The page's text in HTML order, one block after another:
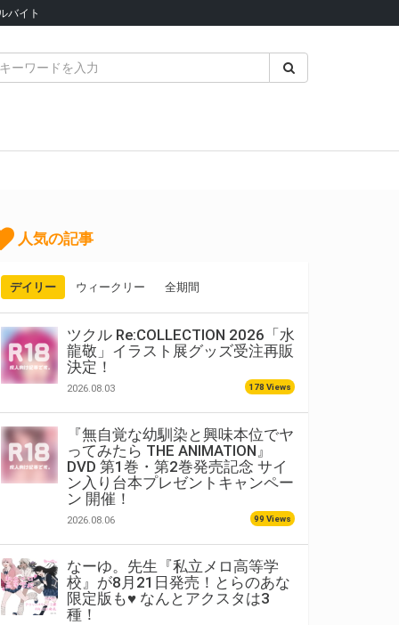
バイト
人気の記事
デイリー ウィークリー 全期間
ツクル Re:COLLECTION 2026「水
龍敬」イラスト展グッズ受注再販
決定！
2026.08.03 178 Views
『無自覚な幼馴染と興味本位でヤ
ってみたら THE ANIMATION』
DVD 第1巻・第2巻発売記念 サイ
ン入り台本プレゼントキャンペー
ン 開催！
2026.08.06 99 Views
なーゆ。先生『私立メロ高等学
校』が8月21日発売！とらのあな
限定版も♥ なんとアクスタは3
種！